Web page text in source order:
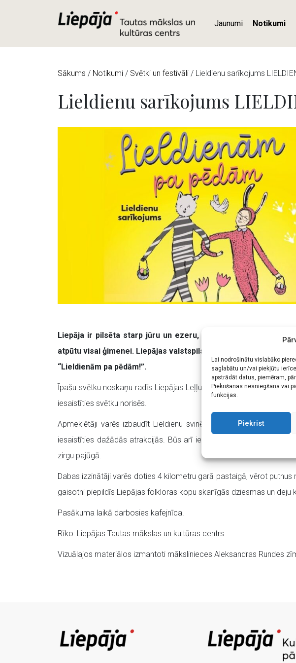
Lai nodrošinātu vislabāko
saglabātu un/vai piekļūtu
apstrādāt datus, piemēram,
Piekrišanas nesniegšana vai
funkcijas.
Piekrist
Jaunumi Notikumi
Sākums / Notikumi / Svētki un festivāli / Lieldienu sarīkojums
Lieldienu sarīkojums
Liepāja ir pilsēta starp jūru un ezeru, kas sniedz brīnišķīgu
atpūtu visai ģimenei. Liepājas valstspilsētas pašvaldība aicina
“Lieldienām pa pēdām!”.
Īpašu svētku noskaņu radīs Liepājas Leļļu teātra izrāde “Kad mežā
iesaistīties svētku norisēs.
Apmeklētāji varēs izbaudīt Lieldienu svinēšanas tradīcijas, krāsot
iesaistīties dažādās atrakcijās. Būs arī iespēja nofotografēties ar
zirgu pajūgā.
Dabas izzinātāji varēs doties 4 kilometru garā pastaigā, vērot
gaisotni piepildīs Liepājas folkloras kopu skanīgās dziesmas un deju
Pasākuma laikā darbosies kafejnīca.
Rīko: Liepājas Tautas mākslas un kultūras centrs
Vizuālajos materiālos izmantoti mākslinieces Aleksandras Rundes